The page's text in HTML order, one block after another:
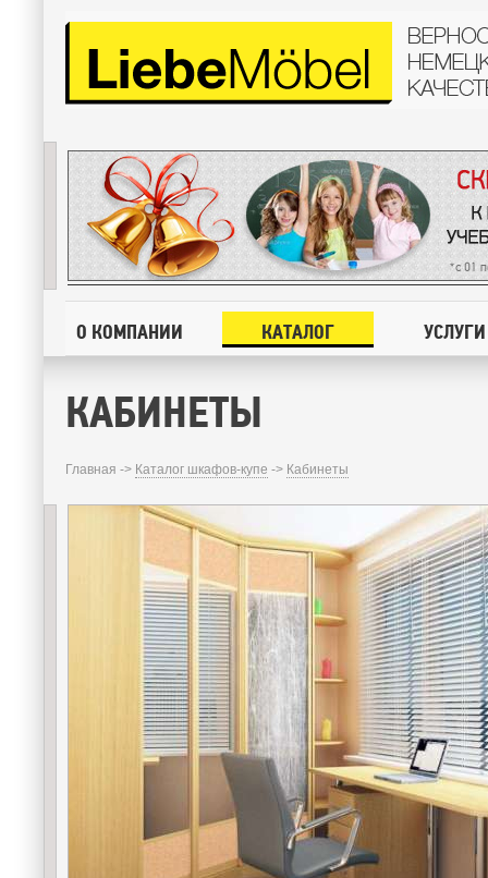
О КОМПАНИИ КАТАЛОГ УСЛУГИ
КАБИНЕТЫ
Главная -> Каталог шкафов-купе -> Кабинеты